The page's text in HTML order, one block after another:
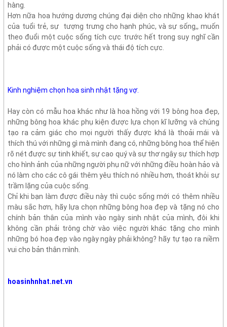
hàng.
Hơn nữa hoa hướng dương chúng đại diện cho những khao khát
của tuổi trẻ, sự
tượng trưng cho hạnh phúc, và sự sống,, muốn
theo đuổi một cuộc sống tích cực trước hết trong suy nghĩ cần
phải có được một cuộc sống và thái độ tích cực.
Kinh nghiệm chọn hoa sinh nhật tặng vợ.
Hay còn có mẫu hoa khác như là hoa hồng với 19 bông hoa đẹp,
những bông hoa khác phụ kiện được lựa chọn kĩ lưỡng và chúng
tạo ra cảm giác cho mọi người thấy được khá là thoải mái và
thích thú với những gì mà mình đang có, những bông hoa thể hiện
rõ nét được sự tinh khiết, sự cao quý và sự thơ ngây sự thích hợp
cho hình ảnh của những người phụ nữ với những điều hoàn hảo và
nó làm cho các cô gái thêm yêu thích nó nhiều hơn, thoát khỏi sự
trầm lặng của cuộc sống.
Chỉ khi bạn làm được điều này thì cuộc sống mới có thêm nhiều
màu sắc hơn, hãy lựa chọn những bông hoa đẹp và tặng nó cho
chính bản thân của mình vào ngày sinh nhật của mình, đôi khi
không cần phải trông chờ vào việc người khác tặng cho mình
những bó hoa đẹp vào ngày ngày phải không? hãy tự tạo ra niềm
vui cho bản thân mình.
hoasinhnhat.net.vn